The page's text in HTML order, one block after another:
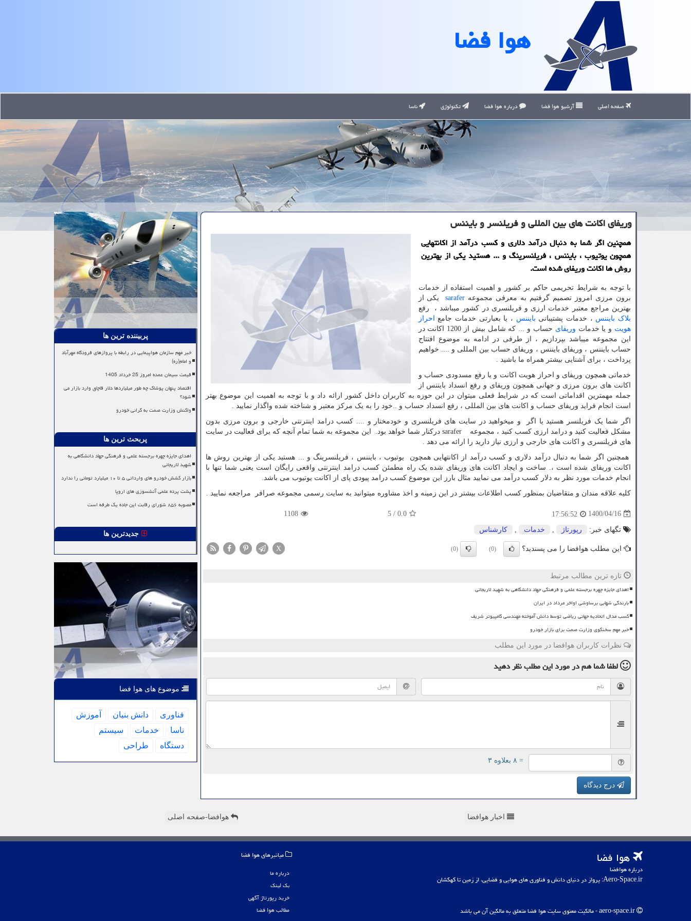
هوا فضا
صفحه اصلی آرشیو هوا فضا درباره هوا فضا تکنولوژی ناسا
وریفای اكانت های بین المللی و فریلنسر و بایننس
همچنین اگر شما به دنبال درآمد دلاری و كسب درآمد از اكانتهایی
همچون یوتیوب ، بایننس ، فریلنسرینگ و ... هستید یكی از بهترین
روش ها اكانت وریفای شده است.
با توجه به شرایط تحریمی حاکم بر کشور و اهمیت استفاده از خدمات
برون مرزی امروز تصمیم گرفتیم به معرفی مجموعه saraferیکی از
بهترین مراجع معتبر خدمات ارزی و فریلنسری در کشور میباشد ، رفع
بلاک بایننس ، خدمات پشتیبانی بایننس ، یا بعبارتی خدمات جامع
احراز
هویت و یا خدمات وریفای
حساب و ... که شامل بیش از 1200 اکانت در
این مجموعه میباشد بپردازیم ، از طرفی در ادامه به موضوع افتتاح
حساب بایننس ، وریفای بایننس ، وریفای حساب بین المللی و .... خواهیم
پرداخت ، برای آشنایی بیشتر همراه ما باشید .
خدماتی همچون وریفای و احراز هویت اکانت و یا رفع مسدودی حساب و
اکانت های برون مرزی و جهانی همچون وریفای و رفع انسداد بایننس از
جمله مهمترین اقداماتی است که در شرایط فعلی میتوان در این حوزه به کاربران داخل کشور ارائه داد و با توجه به اهمیت این موضوع بهتر
است انجام فراید وریفای حساب و اکانت های بین المللی ، رفع انسداد حساب و ..خود را به یک مرکز معتبر و شناخته شده واگذار نمایید .
اگر شما یک فریلنسر هستید یا اگر و میخواهید در سایت های فریلنسری و خودمختار و .... کسب درامد اینترنتی خارجی و برون مرزی بدون
مشکل فعالیت کنید و درامد ارزی کسب کنید ، مجموعه sarafer درکنار شما خواهد بود. این مجموعه به شما تمام آنچه که برای فعالیت در سایت
های فریلنسری و اکانت های خارجی و ارزی نیاز دارید را ارائه می دهد .
همچنین اگر شما به دنبال درآمد دلاری و کسب درآمد از اکانتهایی همچون یوتیوب ، بایننس ، فریلنسرینگ و ... هستید یکی از بهترین روش ها
اکانت وریفای شده است ،. ساخت و ایجاد اکانت های وریفای شده یک راه مطمئن کسب درامد اینترنتی واقعی رایگان است یعنی شما تنها با
انجام خدمات مورد نظر به دلار کسب درآمد می نمایید مثال بارز این موضوع کسب درامد پیودی پای از اکانت یوتیوب می باشد.
کلیه علاقه مندان و متقاضیان بمنظور کسب اطلاعات بیشتر در این زمینه و اخذ مشاوره میتوانید به سایت رسمی مجموعه صرافر مراجعه نمایید .
1400/04/16
17:56:52
0.0
/
5
1108
تگهای خبر: رپورتاژ خدمات كارشناس
این مطلب هوافضا را می پسندید؟ (0)
(0)
X
تازه ترین مطالب مرتبط
اهدای جایزه چهره برجسته علمی و فرهنگی جهاد دانشگاهی به شهید لاریجانی
بارندگی شهابی برساوشی اواخر مرداد در ایران
کسب مدال اتحادیه جهانی ریاضی توسط دانش آموخته مهندسی کامپیوتر شریف
خبر مهم سخنگوی وزارت صمت برای بازار خودرو
نظرات کاربران هوافضا در مورد این مطلب
لطفا شما همدر مورد این مطلبنظر دهید
= ۸ بعلاوه ۳
درج دیدگاه
پربیننده ترین ها
خبر مهم سازمان هواپیمایی در رابطه با پروازهای فرودگاه مهرآباد
و امام(ره)
قیمت سیمان عمده امروز 25 خرداد 1405
اقتصاد پنهان پوشاک چه طور میلیاردها دلار قاچاق وارد بازار می
شود؟
واکنش وزارت صمت به گرانی خودرو
پربحث ترین ها
اهدای جایزه چهره برجسته علمی و فرهنگی جهاد دانشگاهی به
شهید لاریجانی
بازار کشش خودرو های وارداتی ۵ تا ۱۰ میلیارد تومانی را ندارد
پشت پرده علمی آتشسوزی های اروپا
مصوبه ۸۵۶ شورای رقابت این جاده یک طرفه است
جدیدترین ها
موضوع های هوا فضا
فناوری دانش بنیان
آموزش
ناسا
خدمات
سیستم
دستگاه
طراحی
اخبار هوافضا هوافضا-صفحه اصلی
هوا فضا
درباره هوافضا
Aero-Space.ir: پرواز در دنیای دانش و فناوری های هوایی و فضایی، از زمین تا کهکشان
میانبرهای هوا فضا
درباره ما
بک لینک
خرید رپورتاژ آگهی
مطالب هوا فضا